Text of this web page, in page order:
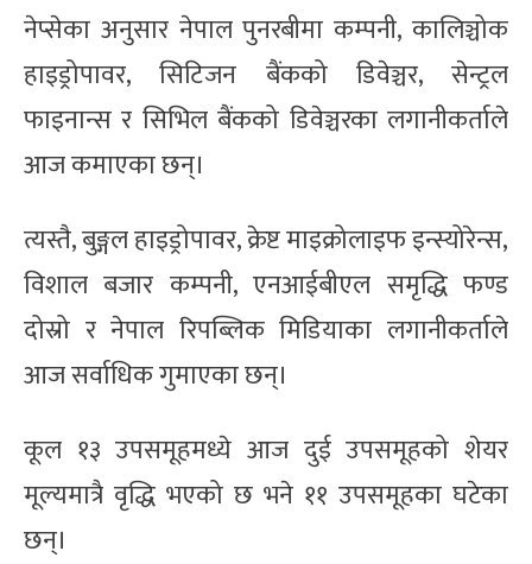
नेप्सेका अनुसार नेपाल पुनरबीमा कम्पनी, कालिञ्चोक
हाइड्रोपावर, सिटिजन बैंकको डिवेञ्चर, सेन्ट्रल
फाइनान्स र सिभिल बैंकको डिवेञ्चरका लगानीकर्ताले
आज कमाएका छन्।
त्यस्तै, बुङ्गल हाइड्रोपावर, क्रेष्ट माइक्रोलाइफ इन्स्योरेन्स,
विशाल बजार कम्पनी, एनआईबीएल समृद्धि फण्ड
दोस्रो र नेपाल रिपब्लिक मिडियाका लगानीकर्ताले
आज सर्वाधिक गुमाएका छन्।
कूल १३ उपसमूहमध्ये आज दुई उपसमूहको शेयर
मूल्यमात्रै वृद्धि भएको छ भने ११ उपसमूहका घटेका
छन्।